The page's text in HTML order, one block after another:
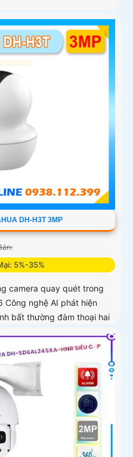
DH-H3T 3MP
5%-35%
camera quay quét trong
Công nghệ AI phát hiện
bất thường đàm thoại hai
10m hỗ trợ thẻ nhớ
khiển từ xa qua ứng dụng